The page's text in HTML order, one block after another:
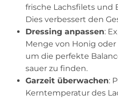
frische Lachsfilets und
Dies verbessert den
Dressing anpassen:
Menge von Honig
um die perfekte
sauer zu finden.
Garzeit überwachen:
Kerntemperatur des